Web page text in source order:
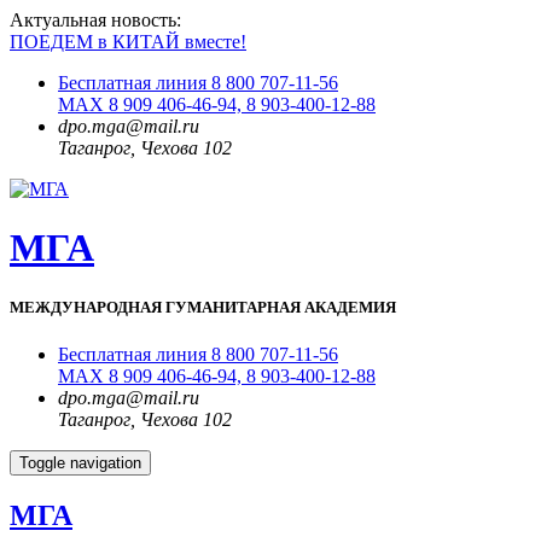
Актуальная новость:
ПОЕДЕМ в КИТАЙ вместе!
Бесплатная линия 8 800 707-11-56
MAX 8 909 406-46-94, 8 903-400-12-88
dpo.mga@mail.ru
Таганрог, Чехова 102
МГА
МЕЖДУНАРОДНАЯ ГУМАНИТАРНАЯ АКАДЕМИЯ
Бесплатная линия 8 800 707-11-56
MAX 8 909 406-46-94, 8 903-400-12-88
dpo.mga@mail.ru
Таганрог, Чехова 102
Toggle navigation
МГА